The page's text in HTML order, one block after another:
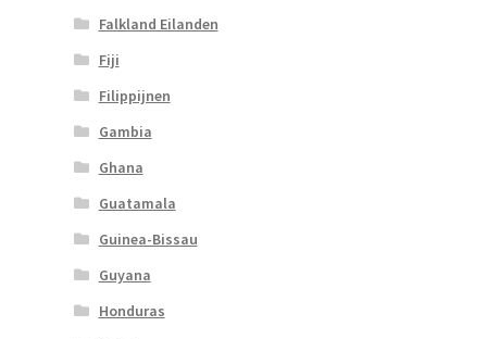
Falkland Eilanden
Fiji
Filippijnen
Gambia
Ghana
Guatamala
Guinea-Bissau
Guyana
Honduras